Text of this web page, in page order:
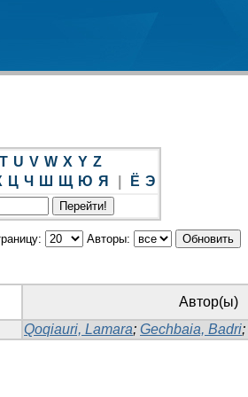
T U V W X Y Z
Ц Ч Ш Щ Ю Я Ё Э
Авторы:
Автор(ы)
Qoqiauri, Lamara; Gechbaia, Badri;